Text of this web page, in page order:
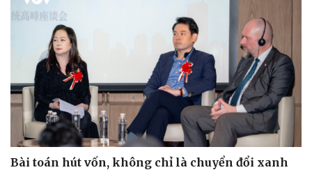
Bài toán hút vốn, không chỉ là chuyển đổi xanh